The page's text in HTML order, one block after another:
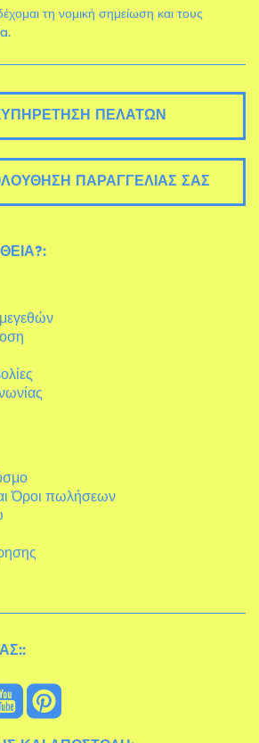
τη νομική σημείωση και τους
ΠΕΛΑΤΏΝ
ΠΑΡΑΓΓΕΛΊΑΣ ΣΑΣ
Όροι πωλήσεων